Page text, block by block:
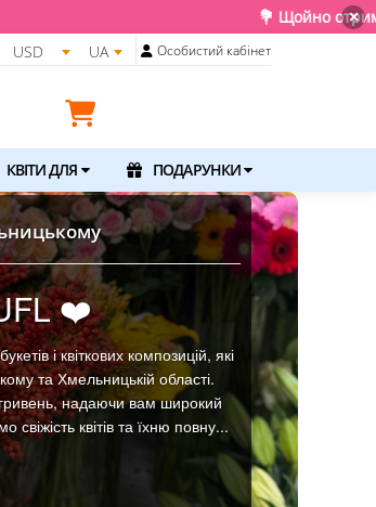
свіжу поставку. Подаруйте квіти та×
USD UA Особистий кабінет
КВІТИ ДЛЯ ПОДАРУНКИ
❤️
і квіткових композицій, які
та Хмельницькій області.
надаючи вам широкий
квітів та їхню повну...